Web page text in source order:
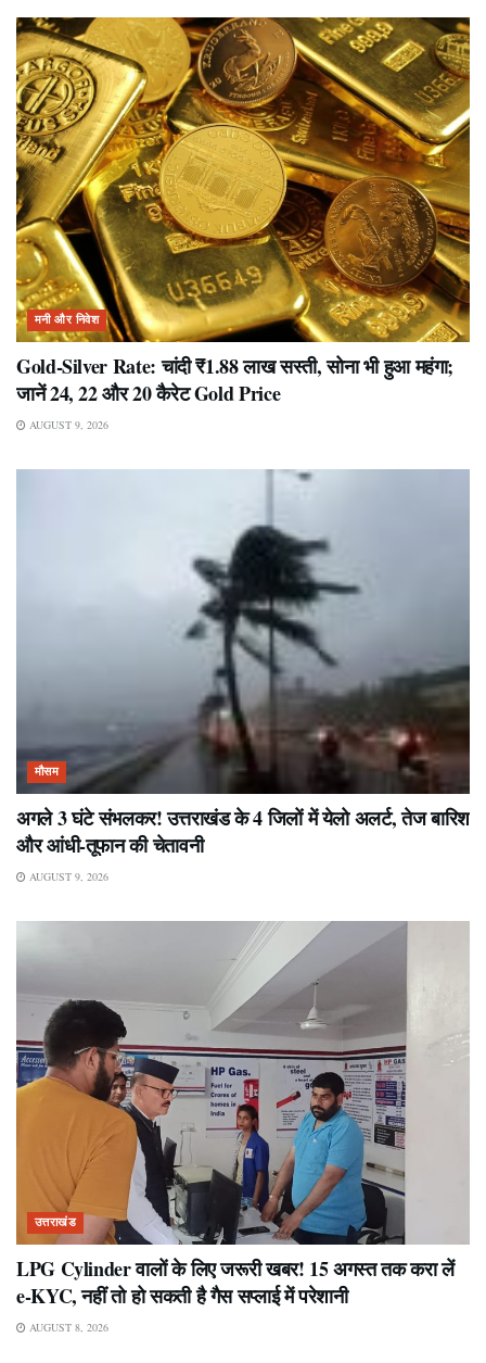
मनी और निवेश
Gold-Silver Rate: चांदी ₹1.88 लाख सस्ती, सोना भी हुआ महंगा;
जानें 24, 22 और 20 कैरेट Gold Price
AUGUST 9, 2026
मौसम
अगले 3 घंटे संभलकर! उत्तराखंड के 4 जिलों में येलो अलर्ट, तेज बारिश
और आंधी-तूफान की चेतावनी
AUGUST 9, 2026
उत्तराखंड
LPG Cylinder वालों के लिए जरूरी खबर! 15 अगस्त तक करा लें
e-KYC, नहीं तो हो सकती है गैस सप्लाई में परेशानी
AUGUST 8, 2026